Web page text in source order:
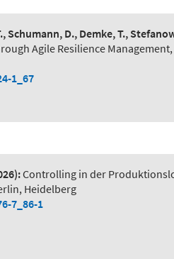
D., Demke, T.,
Agile Resilience Management,
1_67
Controlling in der
Heidelberg
7_86-1